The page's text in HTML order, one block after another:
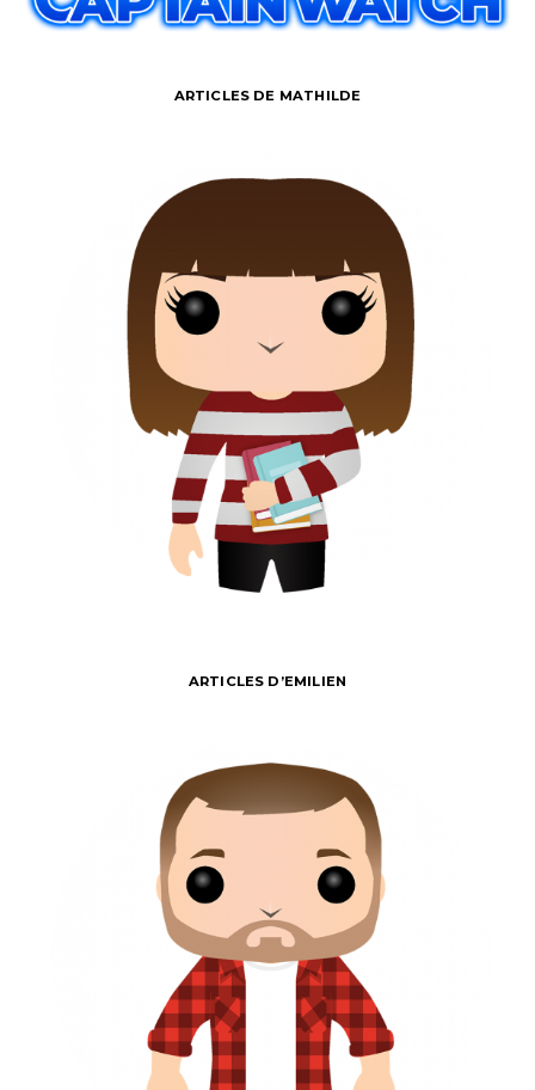
ARTICLES DE MATHILDE
ARTICLES D’EMILIEN